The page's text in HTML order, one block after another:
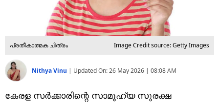
പ്രതീകാത്മക ചിത്രം Image Credit source: Getty Images
Nithya Vinu | Updated On:26 May 2026 | 08:08 AM
കേരള സർക്കാരിന്റെ സാമൂഹ്യ സുരക്ഷ